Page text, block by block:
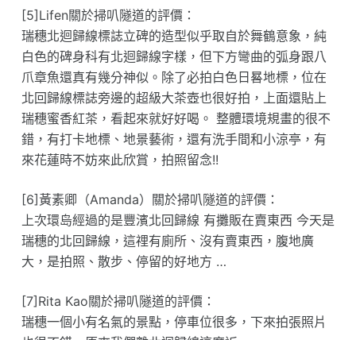
[5]Lifen關於掃叭隧道的評價：
瑞穗北迴歸線標誌立碑的造型似乎取自於舞鶴意象，純
白色的碑身科有北迴歸線字樣，但下方彎曲的弧身跟八
爪章魚還真有幾分神似。除了必拍白色日晷地標，位在
北回歸線標誌旁邊的超級大茶壺也很好拍，上面還貼上
瑞穗蜜香紅茶，看起來就好好喝。 整體環境規畫的很不
錯，有打卡地標、地景藝術，還有洗手間和小涼亭，有
來花蓮時不妨來此欣賞，拍照留念!!
[6]黃素卿（Amanda）關於掃叭隧道的評價：
上次環𡷊經過的是豐濱北回歸線 有攤販在賣東西 今天是
瑞穗的北回歸線，這𥚃有廁所、沒有賣東西，腹地廣
大，是拍照、散步、停留的好地方 …
[7]Rita Kao關於掃叭隧道的評價：
瑞穗一個小有名氣的景點，停車位很多，下來拍張照片